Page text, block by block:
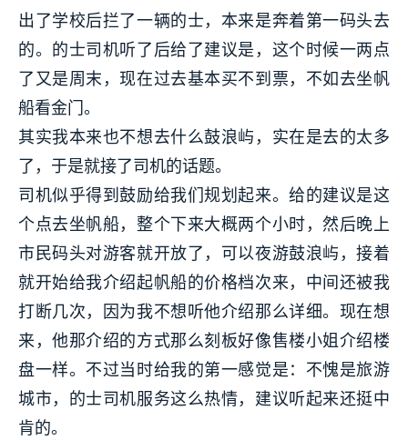
出了学校后拦了一辆的士，本来是奔着第一码头去
的。的士司机听了后给了建议是，这个时候一两点
了又是周末，现在过去基本买不到票，不如去坐帆
船看金门。
其实我本来也不想去什么鼓浪屿，实在是去的太多
了，于是就接了司机的话题。
司机似乎得到鼓励给我们规划起来。给的建议是这
个点去坐帆船，整个下来大概两个小时，然后晚上
市民码头对游客就开放了，可以夜游鼓浪屿，接着
就开始给我介绍起帆船的价格档次来，中间还被我
打断几次，因为我不想听他介绍那么详细。现在想
来，他那介绍的方式那么刻板好像售楼小姐介绍楼
盘一样。不过当时给我的第一感觉是：不愧是旅游
城市，的士司机服务这么热情，建议听起来还挺中
肯的。